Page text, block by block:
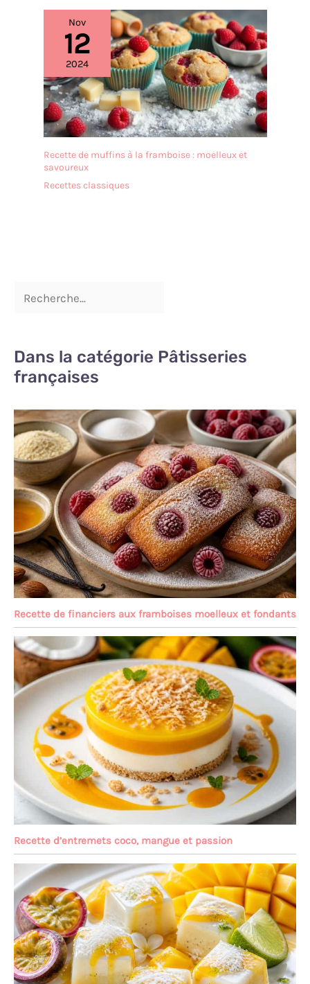
Nov
12
2024
Recette de muffins à la framboise : moelleux et
savoureux
Recettes classiques
Dans la catégorie Pâtisseries
françaises
Recette de financiers aux framboises moelleux et fondants
Recette d’entremets coco, mangue et passion